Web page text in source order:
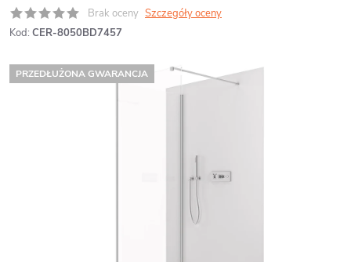
Brak oceny Szczegóły oceny
Kod: CER-8050BD7457
PRZEDŁUŻONA GWARANCJA